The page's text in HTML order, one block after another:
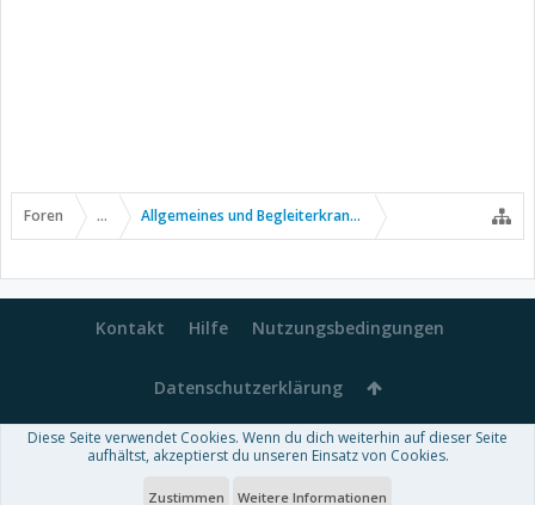
Foren ... Allgemeines und Begleiterkrankungen
Kontakt Hilfe Nutzungsbedingungen
Datenschutzerklärung
Forum software by XenForo™-Deutsch von xenDach
Theme designed byThemeHouse
Diese Seite verwendet Cookies. Wenn du dich weiterhin auf dieser Seite
aufhältst, akzeptierst du unseren Einsatz von Cookies.
Zustimmen Weitere Informationen